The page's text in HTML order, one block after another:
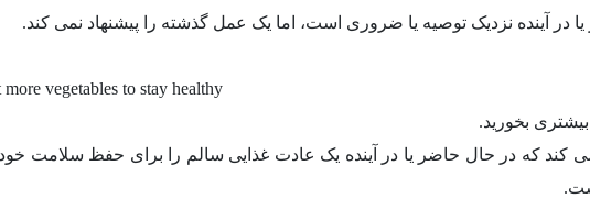
در آینده نزدیک توصیه یا ضروری است، اما یک عمل گذشته را پیشنهاد نمی کند.
vegetables to stay healthy
بخورید.
کند که در حال حاضر یا در آینده یک عادت غذایی سالم را برای حفظ سلامت خود